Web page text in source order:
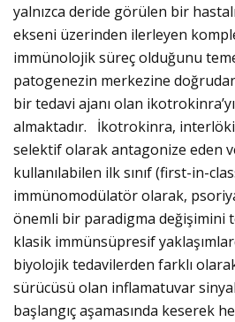
yalnızca deride görülen bir
ekseni üzerinden ilerleyen
immünolojik süreç olduğunu
patogenezin merkezine
bir tedavi ajanı olan
almaktadır. İkotrokinra,
selektif olarak antagonize eden
kullanılabilen ilk sınıf (first-in-
immünomodülatör olarak,
önemli bir paradigma değişimini
klasik immünsüpresif
biyolojik tedavilerden farklı
sürücüsü olan inflamatuvar
başlangıç aşamasında keserek